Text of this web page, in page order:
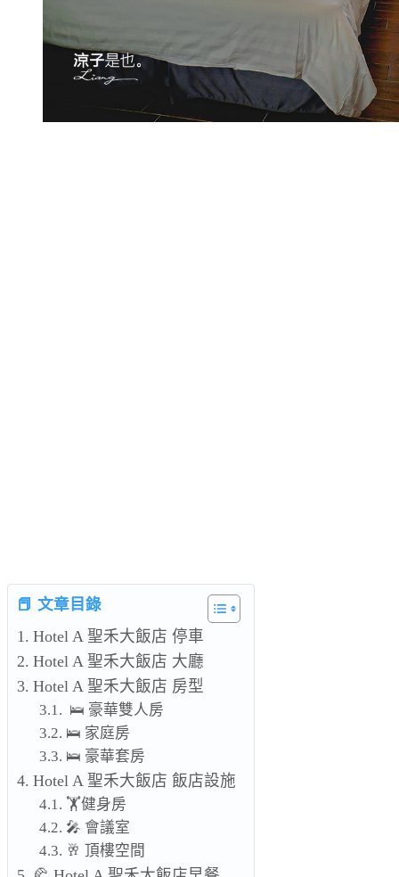
📕 文章目錄
Hotel A 聖禾大飯店 停車
Hotel A 聖禾大飯店 大廳
Hotel A 聖禾大飯店 房型
🛌 豪華雙人房
🛌 家庭房
🛌 豪華套房
Hotel A 聖禾大飯店 飯店設施
🏋健身房
🎤 會議室
🥂 頂樓空間